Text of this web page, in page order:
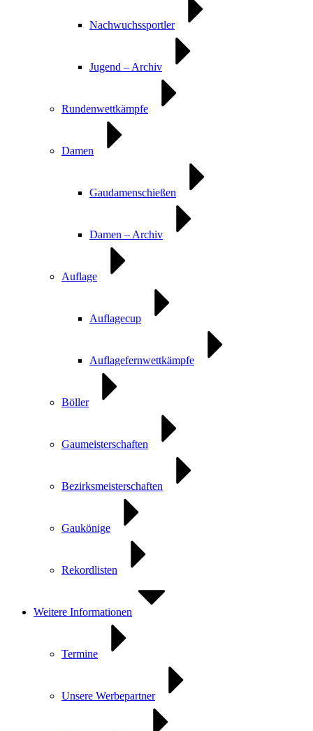
Nachwuchssportler
Jugend – Archiv
Rundenwettkämpfe
Damen
Gaudamenschießen
Damen – Archiv
Auflage
Auflagecup
Auflagefernwettkämpfe
Böller
Gaumeisterschaften
Bezirksmeisterschaften
Gaukönige
Rekordlisten
Weitere Informationen
Termine
Unsere Werbepartner